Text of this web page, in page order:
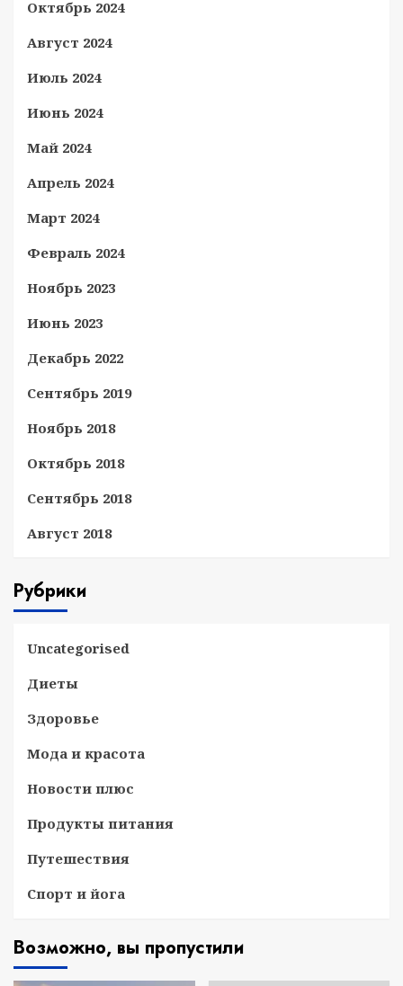
Октябрь 2024
Август 2024
Июль 2024
Июнь 2024
Май 2024
Апрель 2024
Март 2024
Февраль 2024
Ноябрь 2023
Июнь 2023
Декабрь 2022
Сентябрь 2019
Ноябрь 2018
Октябрь 2018
Сентябрь 2018
Август 2018
Рубрики
Uncategorised
Диеты
Здоровье
Мода и красота
Новости плюс
Продукты питания
Путешествия
Спорт и йога
Возможно, вы пропустили